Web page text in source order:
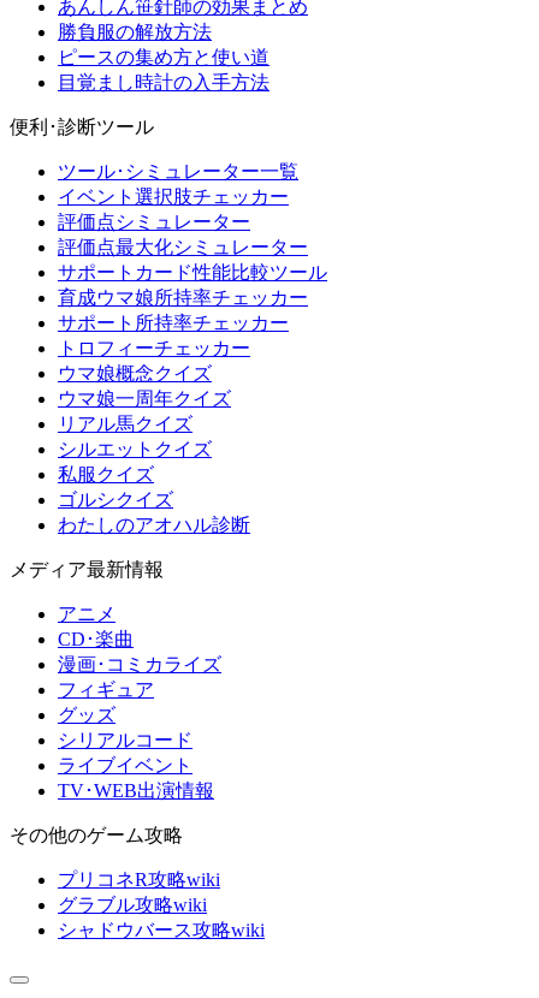
あんしん笹針師の効果まとめ
勝負服の解放方法
ピースの集め方と使い道
目覚まし時計の入手方法
便利･診断ツール
ツール･シミュレーター一覧
イベント選択肢チェッカー
評価点シミュレーター
評価点最大化シミュレーター
サポートカード性能比較ツール
育成ウマ娘所持率チェッカー
サポート所持率チェッカー
トロフィーチェッカー
ウマ娘概念クイズ
ウマ娘一周年クイズ
リアル馬クイズ
シルエットクイズ
私服クイズ
ゴルシクイズ
わたしのアオハル診断
メディア最新情報
アニメ
CD･楽曲
漫画･コミカライズ
フィギュア
グッズ
シリアルコード
ライブイベント
TV･WEB出演情報
その他のゲーム攻略
プリコネR攻略wiki
グラブル攻略wiki
シャドウバース攻略wiki